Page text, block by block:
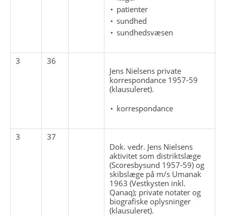
patienter
sundhed
sundhedsvæsen
3
36
Jens Nielsens private
korrespondance 1957-59
(klausuleret).
korrespondance
3
37
Dok. vedr. Jens Nielsens
aktivitet som distriktslæge
(Scoresbysund 1957-59) og
skibslæge på m/s Umanak
1963 (Vestkysten inkl.
Qanaq); private notater og
biografiske oplysninger
(klausuleret).